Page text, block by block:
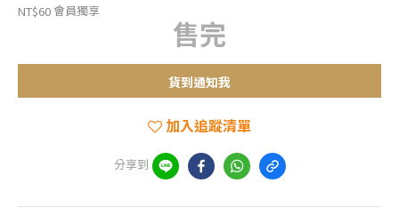
NT$60會員獨享
售完
貨到通知我
加入追蹤清單
分享到